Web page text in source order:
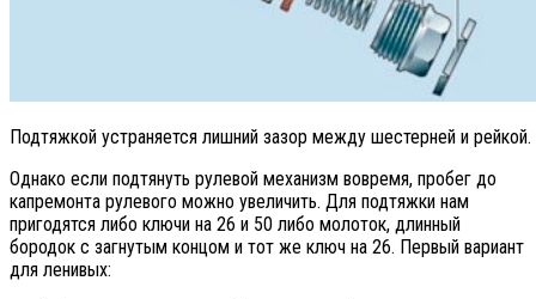
Подтяжкой устраняется лишний зазор между шестерней и рейкой.
Однако если подтянуть рулевой механизм вовремя, пробег до
капремонта рулевого можно увеличить. Для подтяжки нам
пригодятся либо ключи на 26 и 50 либо молоток, длинный
бородок с загнутым концом и тот же ключ на 26. Первый вариант
для ленивых: